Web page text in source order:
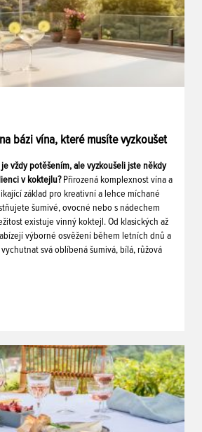
bázi vína, které musíte vyzkoušet
je vždy potěšením, ale vyzkoušeli jste někdy
v koktejlu? Přirozená komplexnost vína a
základ pro kreativní a lehce míchané
šumivé, ovocné nebo s nádechem
existuje vinný koktejl. Od klasických až
výborné osvěžení během letních dnů a
svá oblíbená šumivá, bílá, růžová